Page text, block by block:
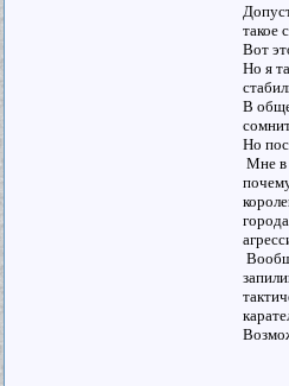
такое
Вот
Но я
В
Но
Мне в